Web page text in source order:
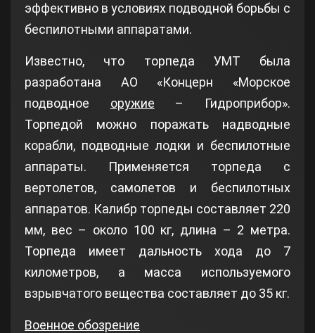
эффективно в условиях подводной борьбы с
беспилотными аппаратами.
Известно, что торпеда УМТ была
разработана АО «Концерн «Морское
подводное оружие – Гидроприбор».
Торпедой можно поражать надводные
корабли, подводные лодки и беспилотные
аппараты. Применяется торпеда с
вертолетов, самолетов и беспилотных
аппаратов. Калибр торпеды составляет 220
мм, вес – около 100 кг, длина – 2 метра.
Торпеда имеет дальность хода до 7
километров, а масса используемого
взрывчатого вещества составляет до 35 кг.
Военное обозрение